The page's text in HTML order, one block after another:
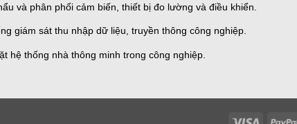
và phân phối cảm biến, thiết bị đo lường và điều khiển.
giám sát thu nhập dữ liệu, truyền thông công nghiệp.
hệ thống nhà thông minh trong công nghiệp.
Visa